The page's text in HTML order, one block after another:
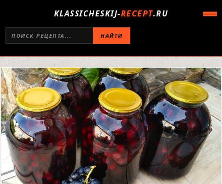
KLASSICHESKIJ-RECEPT.RU
НАЙТИ